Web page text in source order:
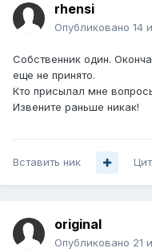
rhensi
Опубликовано 14
Собственник один.
еще не принято.
Кто присылал мне
Извените раньше никак!
Вставить ник
original
Опубликовано 21